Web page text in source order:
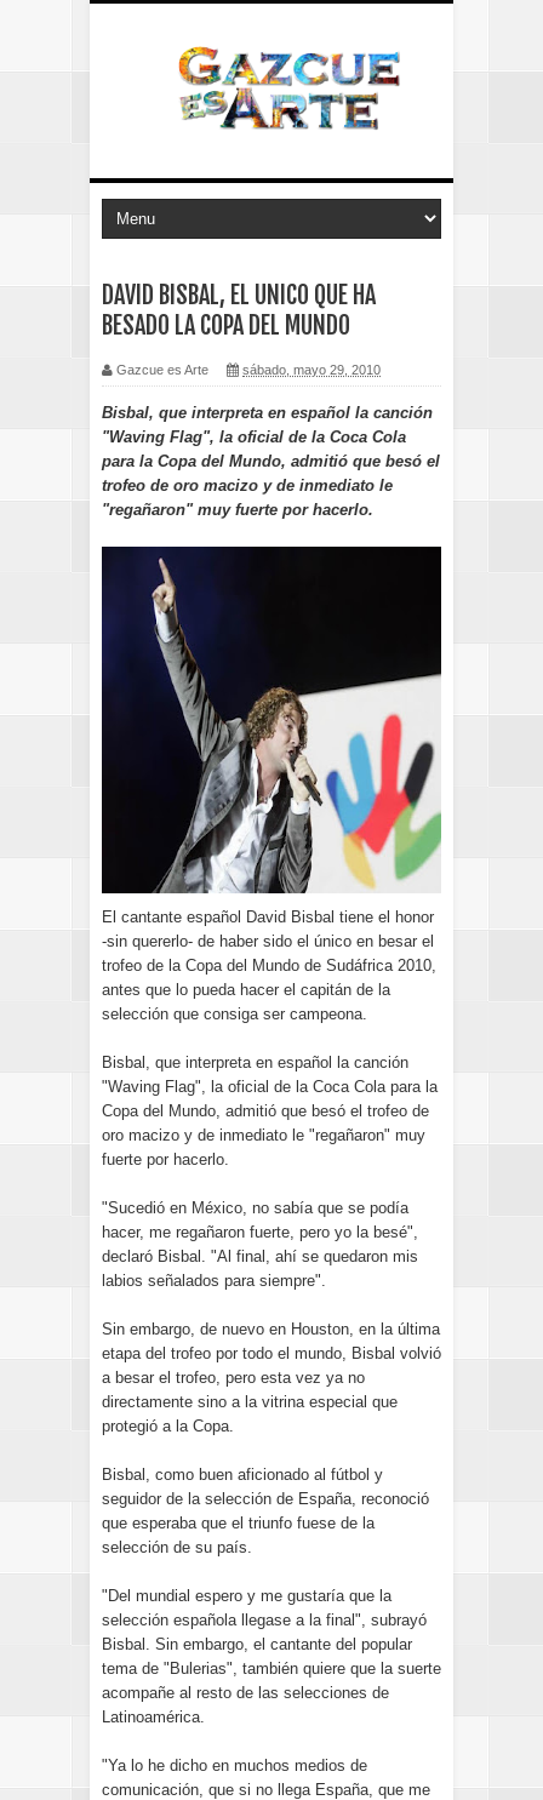
DAVID BISBAL, EL UNICO QUE HA
BESADO LA COPA DEL MUNDO
Gazcue es Arte sábado, mayo 29, 2010
Bisbal, que interpreta en español la canción
"Waving Flag", la oficial de la Coca Cola
para la Copa del Mundo, admitió que besó el
trofeo de oro macizo y de inmediato le
"regañaron" muy fuerte por hacerlo.
El cantante español David Bisbal tiene el honor
-sin quererlo- de haber sido el único en besar el
trofeo de la Copa del Mundo de Sudáfrica 2010,
antes que lo pueda hacer el capitán de la
selección que consiga ser campeona.
Bisbal, que interpreta en español la canción
"Waving Flag", la oficial de la Coca Cola para la
Copa del Mundo, admitió que besó el trofeo de
oro macizo y de inmediato le "regañaron" muy
fuerte por hacerlo.
"Sucedió en México, no sabía que se podía
hacer, me regañaron fuerte, pero yo la besé",
declaró Bisbal. "Al final, ahí se quedaron mis
labios señalados para siempre".
Sin embargo, de nuevo en Houston, en la última
etapa del trofeo por todo el mundo, Bisbal volvió
a besar el trofeo, pero esta vez ya no
directamente sino a la vitrina especial que
protegió a la Copa.
Bisbal, como buen aficionado al fútbol y
seguidor de la selección de España, reconoció
que esperaba que el triunfo fuese de la
selección de su país.
"Del mundial espero y me gustaría que la
selección española llegase a la final", subrayó
Bisbal. Sin embargo, el cantante del popular
tema de "Bulerias", también quiere que la suerte
acompañe al resto de las selecciones de
Latinoamérica.
"Ya lo he dicho en muchos medios de
comunicación, que si no llega España, que me